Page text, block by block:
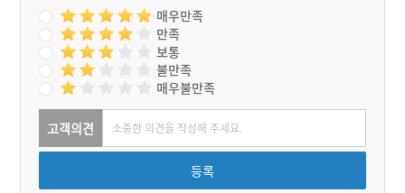
매우만족
만족
보통
불만족
매우불만족
고객의견
등록